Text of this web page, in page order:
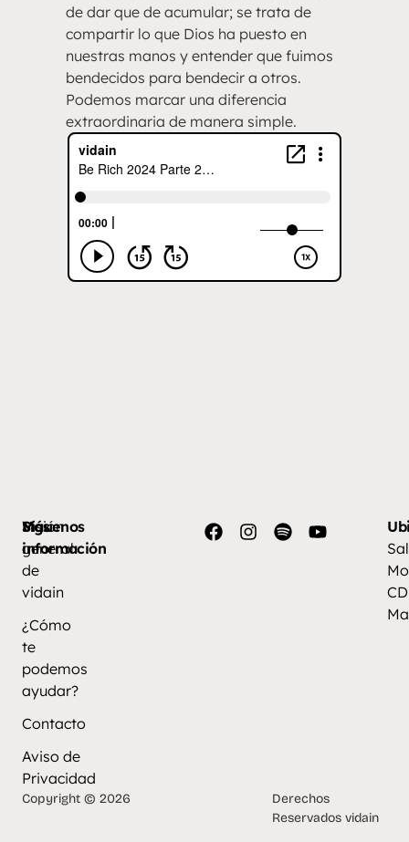
de dar que de acumular; se trata de
compartir lo que Dios ha puesto en
nuestras manos y entender que fuimos
bendecidos para bendecir a otros.
Podemos marcar una diferencia
extraordinaria de manera simple.
Más
información
Visión
general
de
vidain
¿Cómo
te
podemos
ayudar?
Contacto
Aviso de
Privacidad
Síguenos
Copyright © 2026
Derechos
Reservados vidain